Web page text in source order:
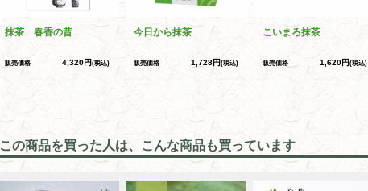
抹茶 春香の昔
販売価格 4,320円(税込)
今日から抹茶
販売価格 1,728円(税込)
こいまろ抹茶
販売価格 1,620円(税込)
この商品を買った人は、こんな商品も買っています